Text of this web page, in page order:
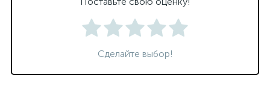
Сделайте выбор!